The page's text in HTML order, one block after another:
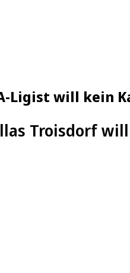
Ligist will kein
Troisdorf